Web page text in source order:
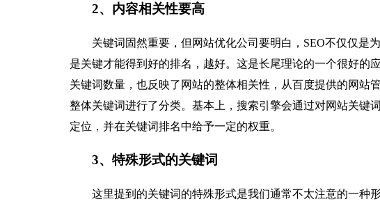
2、内容相关性要高
关键词固然重要，但网站优化公司要明白，SEO不仅仅是
是关键才能得到好的排名，越好。这是长尾理论的一个很好的
关键词数量，也反映了网站的整体相关性，从百度提供的网站
整体关键词进行了分类。基本上，搜索引擎会通过对网站关键
定位，并在关键词排名中给予一定的权重。
3、特殊形式的关键词
这里提到的关键词的特殊形式是我们通常不太注意的一种